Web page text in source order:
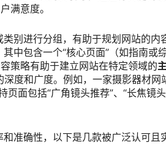
满意度。
别进行分组，有助于规划网站的内
中包含一个“核心页面”（如指南或
策略有助于建立网站在特定领域的
度和广度。例如，一家摄影器材网
面包括“广角镜头推荐”、“长焦镜
准确性，以下是几款被广泛认可且